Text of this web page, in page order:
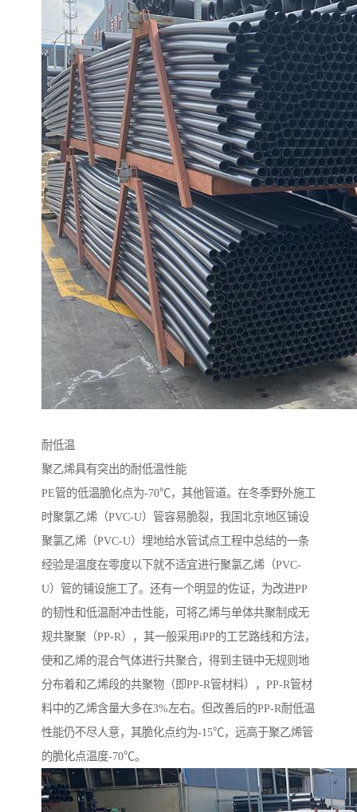
耐低温
聚乙烯具有突出的耐低温性能
PE管的低温脆化点为-70℃，其他管道。在冬季野外施工
时聚氯乙烯（PVC-U）管容易脆裂，我国北京地区铺设
聚氯乙烯（PVC-U）埋地给水管试点工程中总结的一条
经验是温度在零度以下就不适宜进行聚氯乙烯（PVC-
U）管的铺设施工了。还有一个明显的佐证，为改进PP
的韧性和低温耐冲击性能，可将乙烯与单体共聚制成无
规共聚聚（PP-R），其一般采用iPP的工艺路线和方法，
使和乙烯的混合气体进行共聚合，得到主链中无规则地
分布着和乙烯段的共聚物（即PP-R管材料），PP-R管材
料中的乙烯含量大多在3%左右。但改善后的PP-R耐低温
性能仍不尽人意，其脆化点约为-15℃，远高于聚乙烯管
的脆化点温度-70℃。